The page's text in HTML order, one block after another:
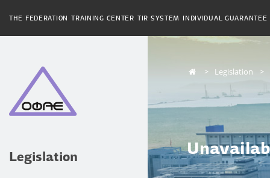
THE FEDERATION TRAINING CENTER TIR SYSTEM INDIVIDUAL GUARANTEE
Legislation
Legislation